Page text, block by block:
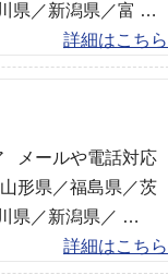
県／新潟県／富 …
詳細はこちら
メールや電話対応
形県／福島県／茨
県／新潟県／ …
詳細はこちら